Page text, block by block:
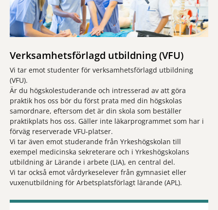
Verksamhetsförlagd utbildning (VFU)
Vi tar emot studenter för verksamhetsförlagd utbildning
(VFU).
Är du högskolestuderande och intresserad av att göra
praktik hos oss bör du först prata med din högskolas
samordnare, eftersom det är din skola som beställer
praktikplats hos oss. Gäller inte läkarprogrammet som har i
förväg reserverade VFU-platser.
Vi tar även emot studerande från Yrkeshögskolan till
exempel medicinska sekreterare och i Yrkeshögskolans
utbildning är Lärande i arbete (LIA), en central del.
Vi tar också emot vårdyrkeselever från gymnasiet eller
vuxenutbildning för Arbetsplatsförlagt lärande (APL).